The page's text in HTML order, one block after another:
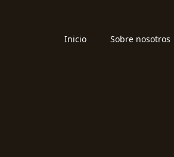
Inicio Sobre nosotros